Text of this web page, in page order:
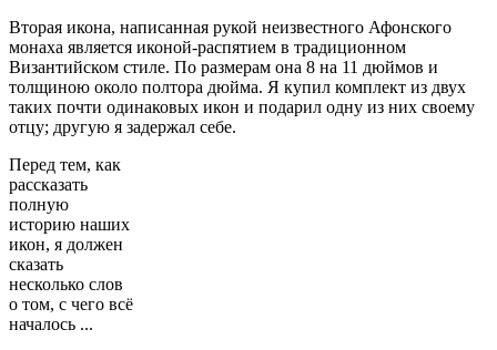
Вторая икона, написанная рукой неизвестного Афонского
монаха является иконой-распятием в традиционном
Византийском стиле. По размерам она 8 на 11 дюймов и
толщиною около полтора дюйма. Я купил комплект из двух
таких почти одинаковых икон и подарил одну из них своему
отцу; другую я задержал себе.
Перед тем, как
рассказать
полную
историю наших
икон, я должен
сказать
несколько слов
о том, с чего всё
началось ...